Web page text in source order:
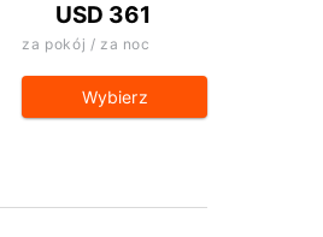
USD 361
za pokój / za noc
Wybierz